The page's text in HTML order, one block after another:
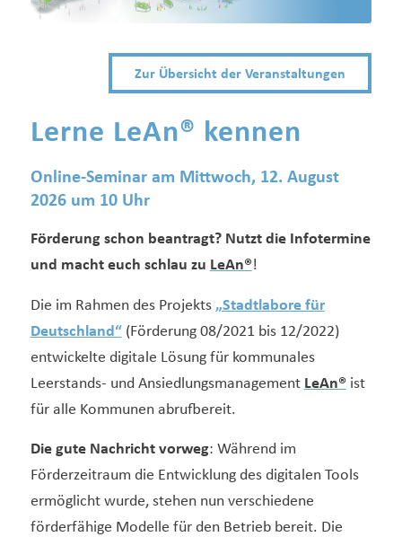
Zur Übersicht der Veranstaltungen
Lerne LeAn® kennen
Online-Seminar am Mittwoch, 12. August
2026 um 10 Uhr
Förderung schon beantragt? Nutzt die Infotermine
und macht euch schlau zu LeAn®!
Die im Rahmen des Projekts „Stadtlabore für
Deutschland“(Förderung 08/2021 bis 12/2022)
entwickelte digitale Lösung für kommunales
Leerstands- und Ansiedlungsmanagement LeAn®ist
für alle Kommunen abrufbereit.
Die gute Nachricht vorweg: Während im
Förderzeitraum die Entwicklung des digitalen Tools
ermöglicht wurde, stehen nun verschiedene
förderfähige Modelle für den Betrieb bereit. Die